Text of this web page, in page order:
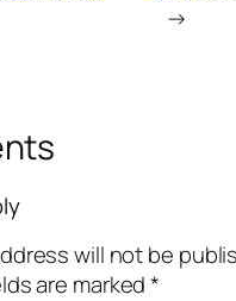
→
will not be
are marked*